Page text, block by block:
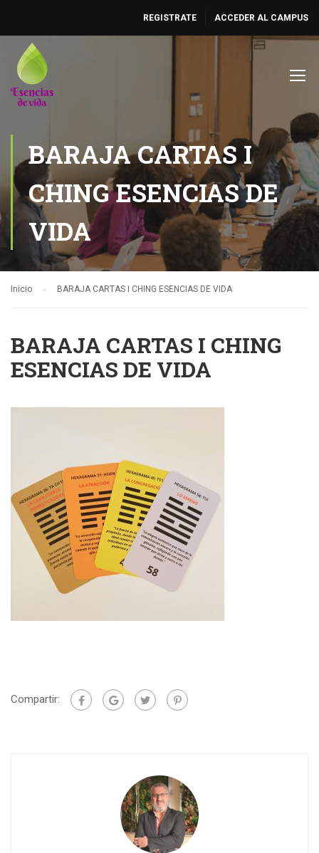
REGISTRATE ACCEDER AL CAMPUS
BARAJA CARTAS I
CHING ESENCIAS DE
VIDA
Inicio BARAJA CARTAS I CHING ESENCIAS DE VIDA
BARAJA CARTAS I CHING
ESENCIAS DE VIDA
Compartir: